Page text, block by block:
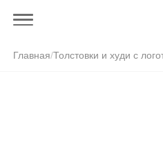
Главная/Толстовки и худи с